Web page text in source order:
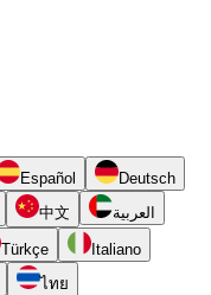
Español
Deutsch
中文 العربية
Türkçe
Italiano
ไทย